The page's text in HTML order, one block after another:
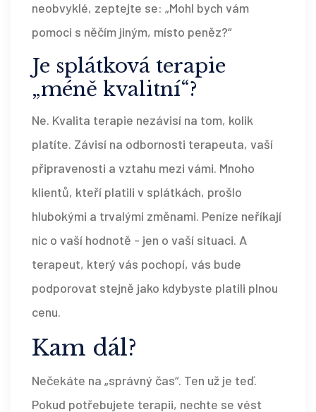
neobvyklé, zeptejte se: „Mohl bych vám
pomoci s něčím jiným, místo peněz?“
Je splátková terapie
„méně kvalitní“?
Ne. Kvalita terapie nezávisí na tom, kolik
platíte. Závisí na odbornosti terapeuta, vaší
připravenosti a vztahu mezi vámi. Mnoho
klientů, kteří platili v splátkách, prošlo
hlubokými a trvalými změnami. Peníze neříkají
nic o vaší hodnotě - jen o vaší situaci. A
terapeut, který vás pochopí, vás bude
podporovat stejně jako kdybyste platili plnou
cenu.
Kam dál?
Nečekáte na „správný čas“. Ten už je teď.
Pokud potřebujete terapii, nechte se vést